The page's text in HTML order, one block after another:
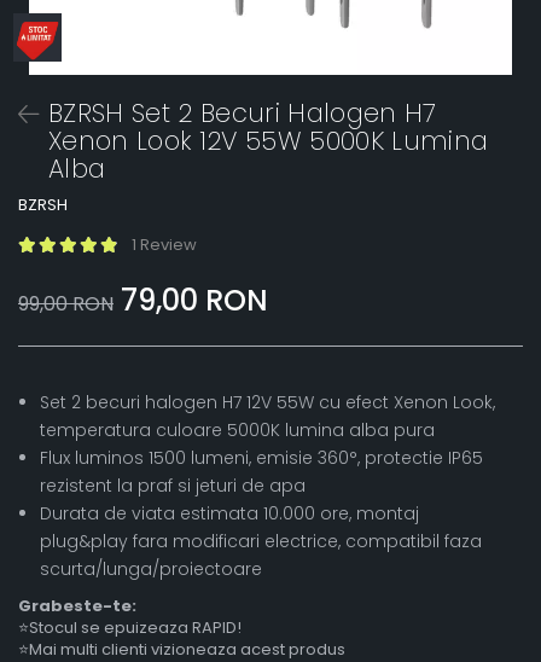
BZRSH Set 2 Becuri Halogen H7
Xenon Look 12V 55W 5000K Lumina
Alba
BZRSH
1 Review
99,00 RON 79,00 RON
Set 2 becuri halogen H7 12V 55W cu efect Xenon Look,
temperatura culoare 5000K lumina alba pura
Flux luminos 1500 lumeni, emisie 360°, protectie IP65
rezistent la praf si jeturi de apa
Durata de viata estimata 10.000 ore, montaj
plug&play fara modificari electrice, compatibil faza
scurta/lunga/proiectoare
Grabeste-te:
⭐Stocul se epuizeaza RAPID!
⭐Mai multi clienti vizioneaza acest produs